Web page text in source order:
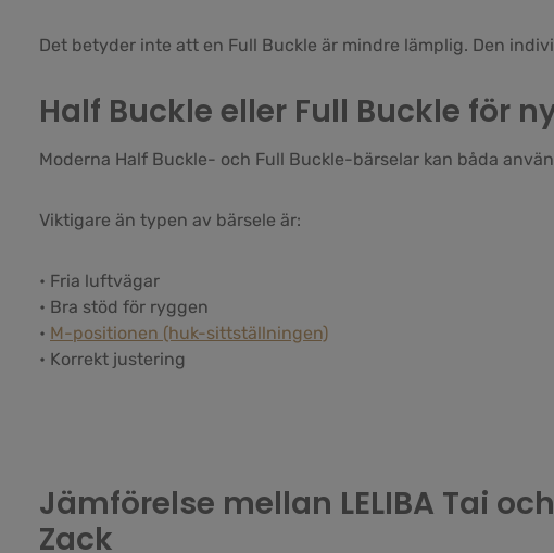
Det betyder inte att en Full Buckle är mindre lämplig. Den
Half Buckle eller Full Buckle för
Moderna Half Buckle- och Full Buckle-bärselar kan båda
Viktigare än typen av bärsele är:
• Fria luftvägar
• Bra stöd för ryggen
• M-positionen (huk-sittställningen)
• Korrekt justering
Jämförelse mellan LELIBA Tai och
Zack